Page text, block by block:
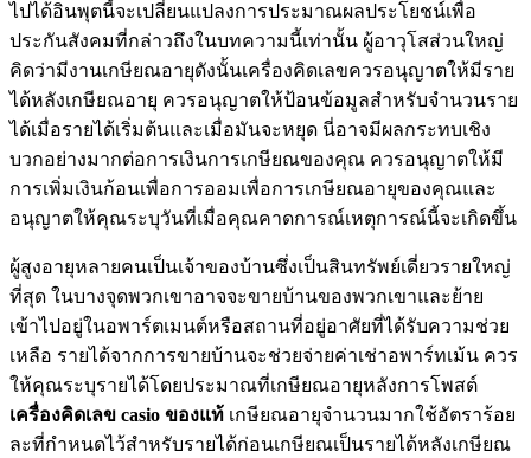
ไปได้อินพุตนี้จะเปลี่ยนแปลงการประมาณผลประโยชน์เพื่อ
ประกันสังคมที่กล่าวถึงในบทความนี้เท่านั้น ผู้อาวุโสส่วนใหญ่
คิดว่ามีงานเกษียณอายุดังนั้นเครื่องคิดเลขควรอนุญาตให้มีราย
ได้หลังเกษียณอายุ ควรอนุญาตให้ป้อนข้อมูลสำหรับจำนวนราย
ได้เมื่อรายได้เริ่มต้นและเมื่อมันจะหยุด นี่อาจมีผลกระทบเชิง
บวกอย่างมากต่อการเงินการเกษียณของคุณ ควรอนุญาตให้มี
การเพิ่มเงินก้อนเพื่อการออมเพื่อการเกษียณอายุของคุณและ
อนุญาตให้คุณระบุวันที่เมื่อคุณคาดการณ์เหตุการณ์นี้จะเกิดขึ้น
ผู้สูงอายุหลายคนเป็นเจ้าของบ้านซึ่งเป็นสินทรัพย์เดี่ยวรายใหญ่
ที่สุด ในบางจุดพวกเขาอาจจะขายบ้านของพวกเขาและย้าย
เข้าไปอยู่ในอพาร์ตเมนต์หรือสถานที่อยู่อาศัยที่ได้รับความช่วย
เหลือ รายได้จากการขายบ้านจะช่วยจ่ายค่าเช่าอพาร์ทเม้น ควร
ให้คุณระบุรายได้โดยประมาณที่เกษียณอายุหลังการโพสต์
เครื่องคิดเลข casio ของแท้ เกษียณอายุจำนวนมากใช้อัตราร้อย
ละที่กำหนดไว้สำหรับรายได้ก่อนเกษียณเป็นรายได้หลังเกษียณ